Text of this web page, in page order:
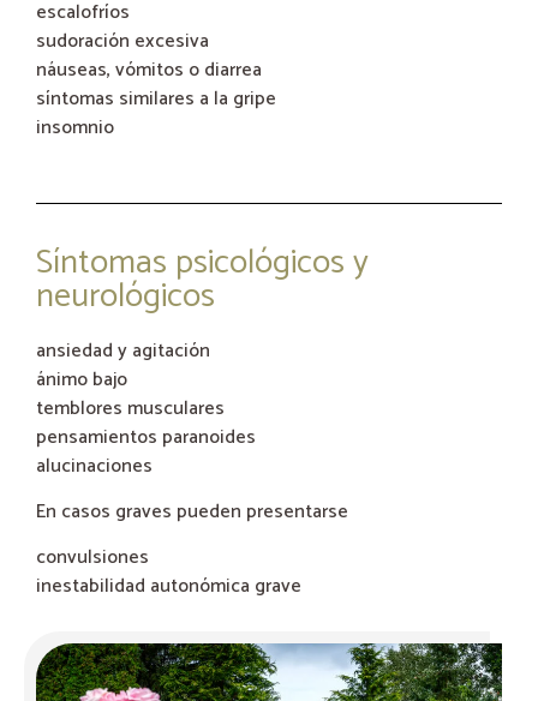
escalofríos
sudoración excesiva
náuseas, vómitos o diarrea
síntomas similares a la gripe
insomnio
Síntomas psicológicos y
neurológicos
ansiedad y agitación
ánimo bajo
temblores musculares
pensamientos paranoides
alucinaciones
En casos graves pueden presentarse
convulsiones
inestabilidad autonómica grave